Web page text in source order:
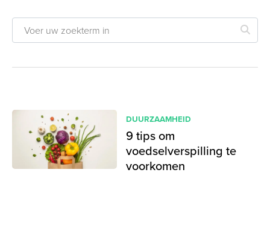
DUURZAAMHEID
9 tips om
voedselverspilling te
voorkomen